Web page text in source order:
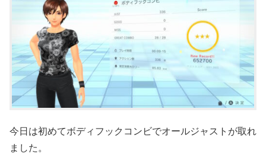
今日は初めてボディフックコンビでオールジャストが取れ
ました。